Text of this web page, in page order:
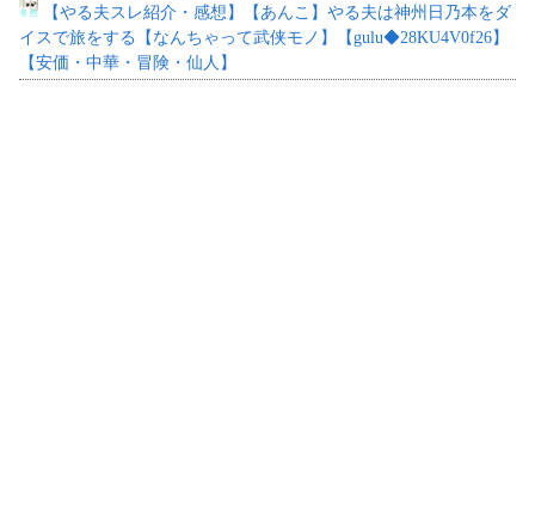
【やる夫スレ紹介・感想】【あんこ】やる夫は神州日乃本をダ
イスで旅をする【なんちゃって武侠モノ】【gulu◆28KU4V0f26】
【安価・中華・冒険・仙人】